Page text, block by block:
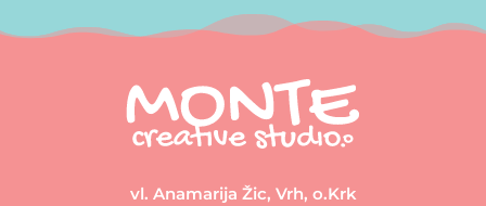
vl. Anamarija Žic, Vrh, o.Krk